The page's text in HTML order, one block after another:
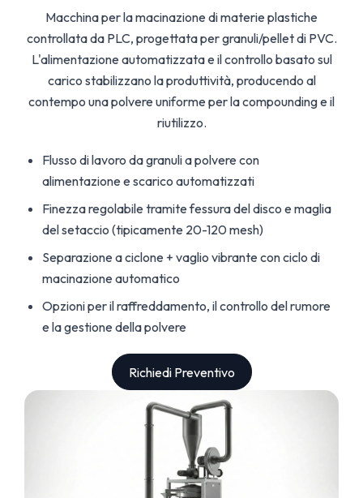
Macchina per la macinazione di materie plastiche
controllata da PLC, progettata per granuli/pellet di PVC.
L'alimentazione automatizzata e il controllo basato sul
carico stabilizzano la produttività, producendo al
contempo una polvere uniforme per la compounding e il
riutilizzo.
Flusso di lavoro da granuli a polvere con
alimentazione e scarico automatizzati
Finezza regolabile tramite fessura del disco e maglia
del setaccio (tipicamente 20-120 mesh)
Separazione a ciclone + vaglio vibrante con ciclo di
macinazione automatico
Opzioni per il raffreddamento, il controllo del rumore
e la gestione della polvere
Richiedi Preventivo